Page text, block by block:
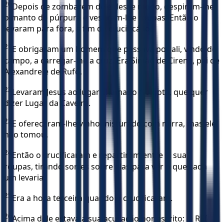
20 Depois de zombarem dele desse modo, despiram-lhe
o manto de púrpura e vestiram-lhe roupas. Então o
levaram para fora, a fim de crucificá-lo.
21
E obrigaram um homem que passava por ali, vindo do
campo, a carregar-lhe a cruz. Era Simão de Cirene, pai de
Alexandre e de Rufo.
22 Levaram Jesus ao lugar chamado Gólgota, que quer
dizer Lugar da Caveira.
23 E ofereceram-lhe vinho misturado com mirra, mas ele
não tomou.
24 Então o crucificaram e repartiram entre si suas
roupas, tirando sortes sobre elas para ver o que cada
um levaria.
25 Era a hora terceira quando o crucificaram.
26 Acima dele estava a sua acusação por escrito: O REI